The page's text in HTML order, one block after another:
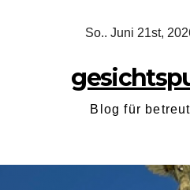
So.. Juni 21st,
Blog für